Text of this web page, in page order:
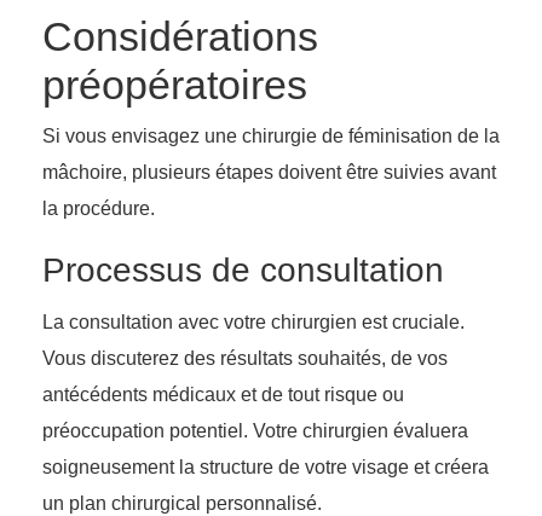
Considérations
préopératoires
Si vous envisagez une chirurgie de féminisation de la
mâchoire, plusieurs étapes doivent être suivies avant
la procédure.
Processus de consultation
La consultation avec votre chirurgien est cruciale.
Vous discuterez des résultats souhaités, de vos
antécédents médicaux et de tout risque ou
préoccupation potentiel. Votre chirurgien évaluera
soigneusement la structure de votre visage et créera
un plan chirurgical personnalisé.